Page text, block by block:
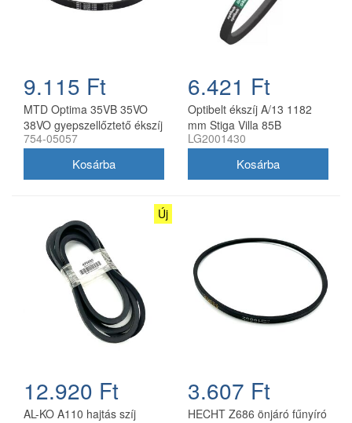
9.115 Ft
MTD Optima 35VB 35VO
38VO gyepszellőztető ékszíj
754-05057
754-05057
6.421 Ft
Optibelt ékszíj A/13 1182
mm Stiga Villa 85B
utángyártott 1134-9009-01
LG2001430
Új
12.920 Ft
AL-KO A110 hajtás szíj
3.607 Ft
HECHT Z686 önjáró fűnyíró